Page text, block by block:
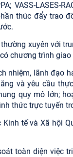
VASS-LASES-
thúc đẩy trao
xuyên với
chương trình
nhiệm, lãnh đạo
và yêu cầu
quy mô lớn;
thức trực tuyến
Kinh tế và Xã hội
toàn diện việc